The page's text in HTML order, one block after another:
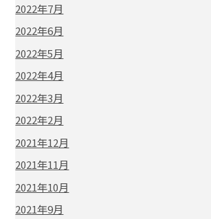
2022年7月
2022年6月
2022年5月
2022年4月
2022年3月
2022年2月
2021年12月
2021年11月
2021年10月
2021年9月